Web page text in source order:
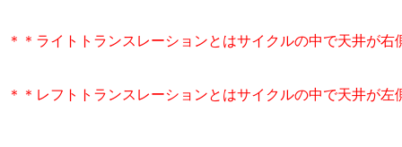
＊＊ライトトランスレーションとはサイクルの中で天井が
＊＊レフトトランスレーションとはサイクルの中で天井が